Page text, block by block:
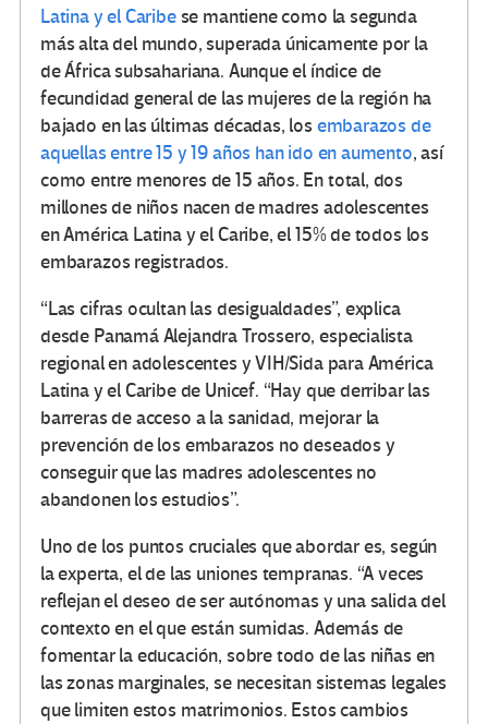
Latina y el Caribese mantiene como la segunda
más alta del mundo, superada únicamente por la
de África subsahariana. Aunque el índice de
fecundidad general de las mujeres de la región ha
bajado en las últimas décadas, los embarazos de
aquellas entre 15 y 19 años han ido en aumento, así
como entre menores de 15 años. En total, dos
millones de niños nacen de madres adolescentes
en América Latina y el Caribe, el 15% de todos los
embarazos registrados.
“Las cifras ocultan las desigualdades”, explica
desde Panamá Alejandra Trossero, especialista
regional en adolescentes y VIH/Sida para América
Latina y el Caribe de Unicef. “Hay que derribar las
barreras de acceso a la sanidad, mejorar la
prevención de los embarazos no deseados y
conseguir que las madres adolescentes no
abandonen los estudios”.
Uno de los puntos cruciales que abordar es, según
la experta, el de las uniones tempranas. “A veces
reflejan el deseo de ser autónomas y una salida del
contexto en el que están sumidas. Además de
fomentar la educación, sobre todo de las niñas en
las zonas marginales, se necesitan sistemas legales
que limiten estos matrimonios. Estos cambios